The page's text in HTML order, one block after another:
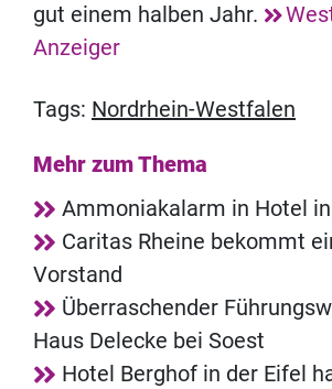
gut einem halben Jahr.
Anzeiger
Tags: Nordrhein-Westfalen
Mehr zum Thema
Ammoniakalarm in Hotel
Caritas Rheine bekommt
Vorstand
Überraschender
Haus Delecke bei Soest
Hotel Berghof in der Eifel